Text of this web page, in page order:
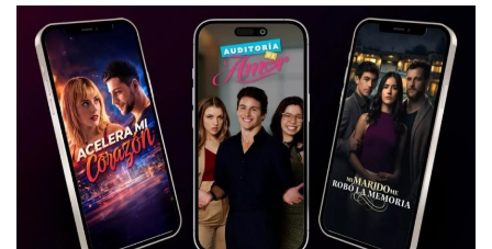
TELESERIES
NTV
ACTUALIDAD Y TENDENCIAS
CORPORATIVO Y TRANSPARENCIA